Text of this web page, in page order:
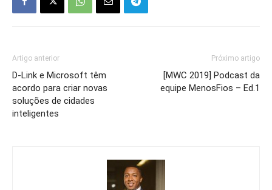
Artigo anterior
D-Link e Microsoft têm
acordo para criar novas
soluções de cidades
inteligentes
Próximo artigo
[MWC 2019] Podcast da
equipe MenosFios – Ed.1